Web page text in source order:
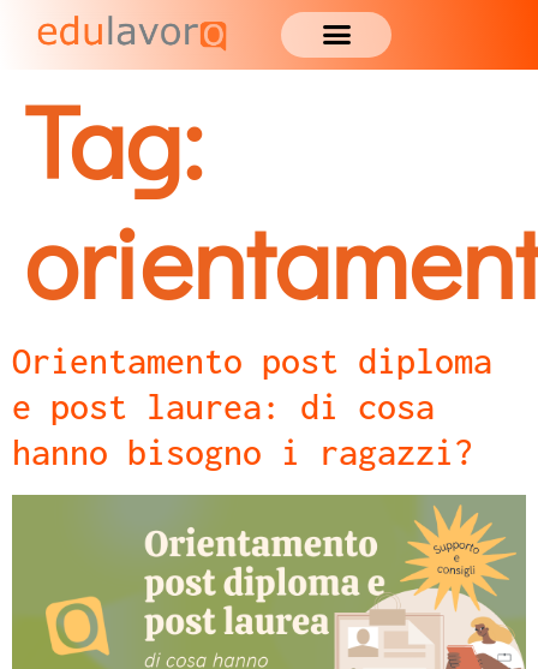
Tag:
Orientamento post diploma
e post laurea: di cosa
hanno bisogno i ragazzi?